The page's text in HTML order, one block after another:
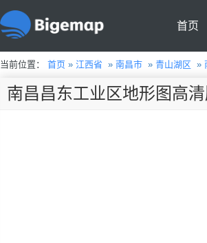
首页
当前位置： 首页» 江西省 » 南昌市» 青山湖区 »
南昌昌东工业区地形图高